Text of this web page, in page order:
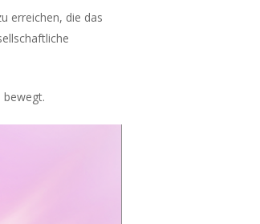
erreichen, die das
bewegt.